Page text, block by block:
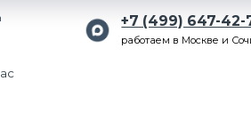
+7 (499) 647-42-71
работаем в Москве и Сочи